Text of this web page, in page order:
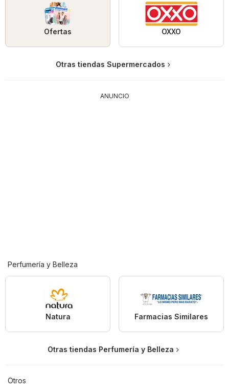
Ofertas OXXO
Otras tiendas Supermercados
ANUNCIO
Perfumería y Belleza
Natura Farmacias Similares
Otras tiendas Perfumería y Belleza
Otros